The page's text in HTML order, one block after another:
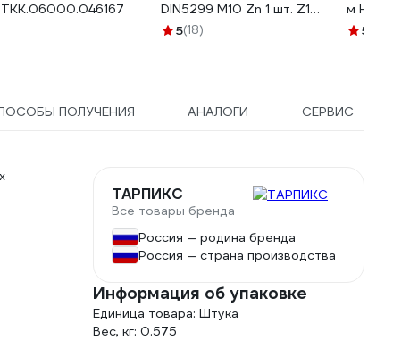
DIN5299 М10 Zn 1 шт. Z1
9234
5(18)
м HRS-
5
ПОЛУЧЕНИЯ АНАЛОГИ СЕРВИС
ТАРПИКС
Все товары бренда
Россия — родина бренда
Россия — страна производства
Информация об упаковке
Единица товара: Штука
Вес, кг: 0.575